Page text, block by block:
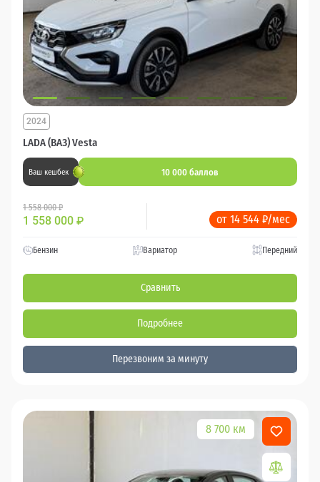
LADA (ВАЗ) Vesta
2024
Ваш кешбек 10 000 баллов
1 558 000 ₽
1 558 000 ₽ от 14 544 ₽/мес
Бензин Вариатор Передний
Сравнить
Подробнее
Перезвоним за минуту
8 700 км